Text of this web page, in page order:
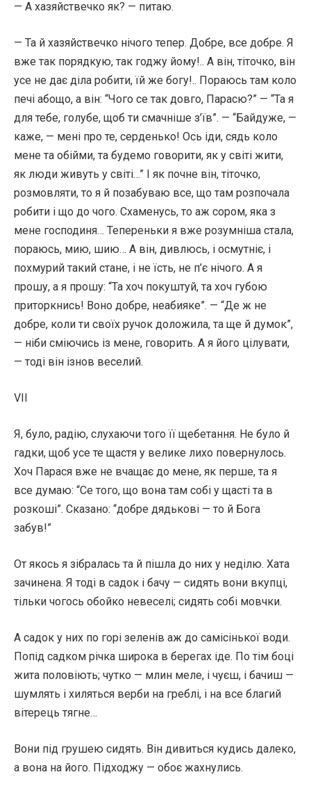
— А хазяйствечко як? — питаю.
— Та й хазяйствечко нічого тепер. Добре, все добре. Я
вже так порядкую, так годжу йому!.. А він, тіточко, він
усе не дає діла робити, їй же богу!.. Пораюсь там коло
печі абощо, а він: “Чого се так довго, Парасю?” — “Та я
для тебе, голубе, щоб ти смачніше з’їв”. — “Байдуже, —
каже, — мені про те, серденько! Ось іди, сядь коло
мене та обійми, та будемо говорити, як у світі жити,
як люди живуть у світі…” І як почне він, тіточко,
розмовляти, то я й позабуваю все, що там розпочала
робити і що до чого. Схаменусь, то аж сором, яка з
мене господиня… Тепереньки я вже розумніша стала,
пораюсь, мию, шию… А він, дивлюсь, і осмутніє, і
похмурий такий стане, і не їсть, не п’є нічого. А я
прошу, а я прошу: “Та хоч покуштуй, та хоч губою
приторкнись! Воно добре, неабияке”. — “Де ж не
добре, коли ти своїх ручок доложила, та ще й думок”,
— ніби сміючись із мене, говорить. А я його цілувати,
— тоді він ізнов веселий.
VII
Я, було, радію, слухаючи того її щебетання. Не було й
гадки, щоб усе те щастя у велике лихо повернулось.
Хоч Парася вже не вчащає до мене, як перше, та я
все думаю: “Се того, що вона там собі у щасті та в
розкоші”. Сказано: “добре дядькові — то й Бога
забув!”
От якось я зібралась та й пішла до них у неділю. Хата
зачинена. Я тоді в садок і бачу — сидять вони вкупці,
тільки чогось обойко невеселі; сидять собі мовчки.
А садок у них по горі зеленів аж до самісінької води.
Попід садком річка широка в берегах іде. По тім боці
жита половіють; чутко — млин меле, і чуєш, і бачиш —
шумлять і хиляться верби на греблі, і на все благий
вітерець тягне…
Вони під грушею сидять. Він дивиться кудись далеко,
а вона на його. Підходжу — обоє жахнулись.